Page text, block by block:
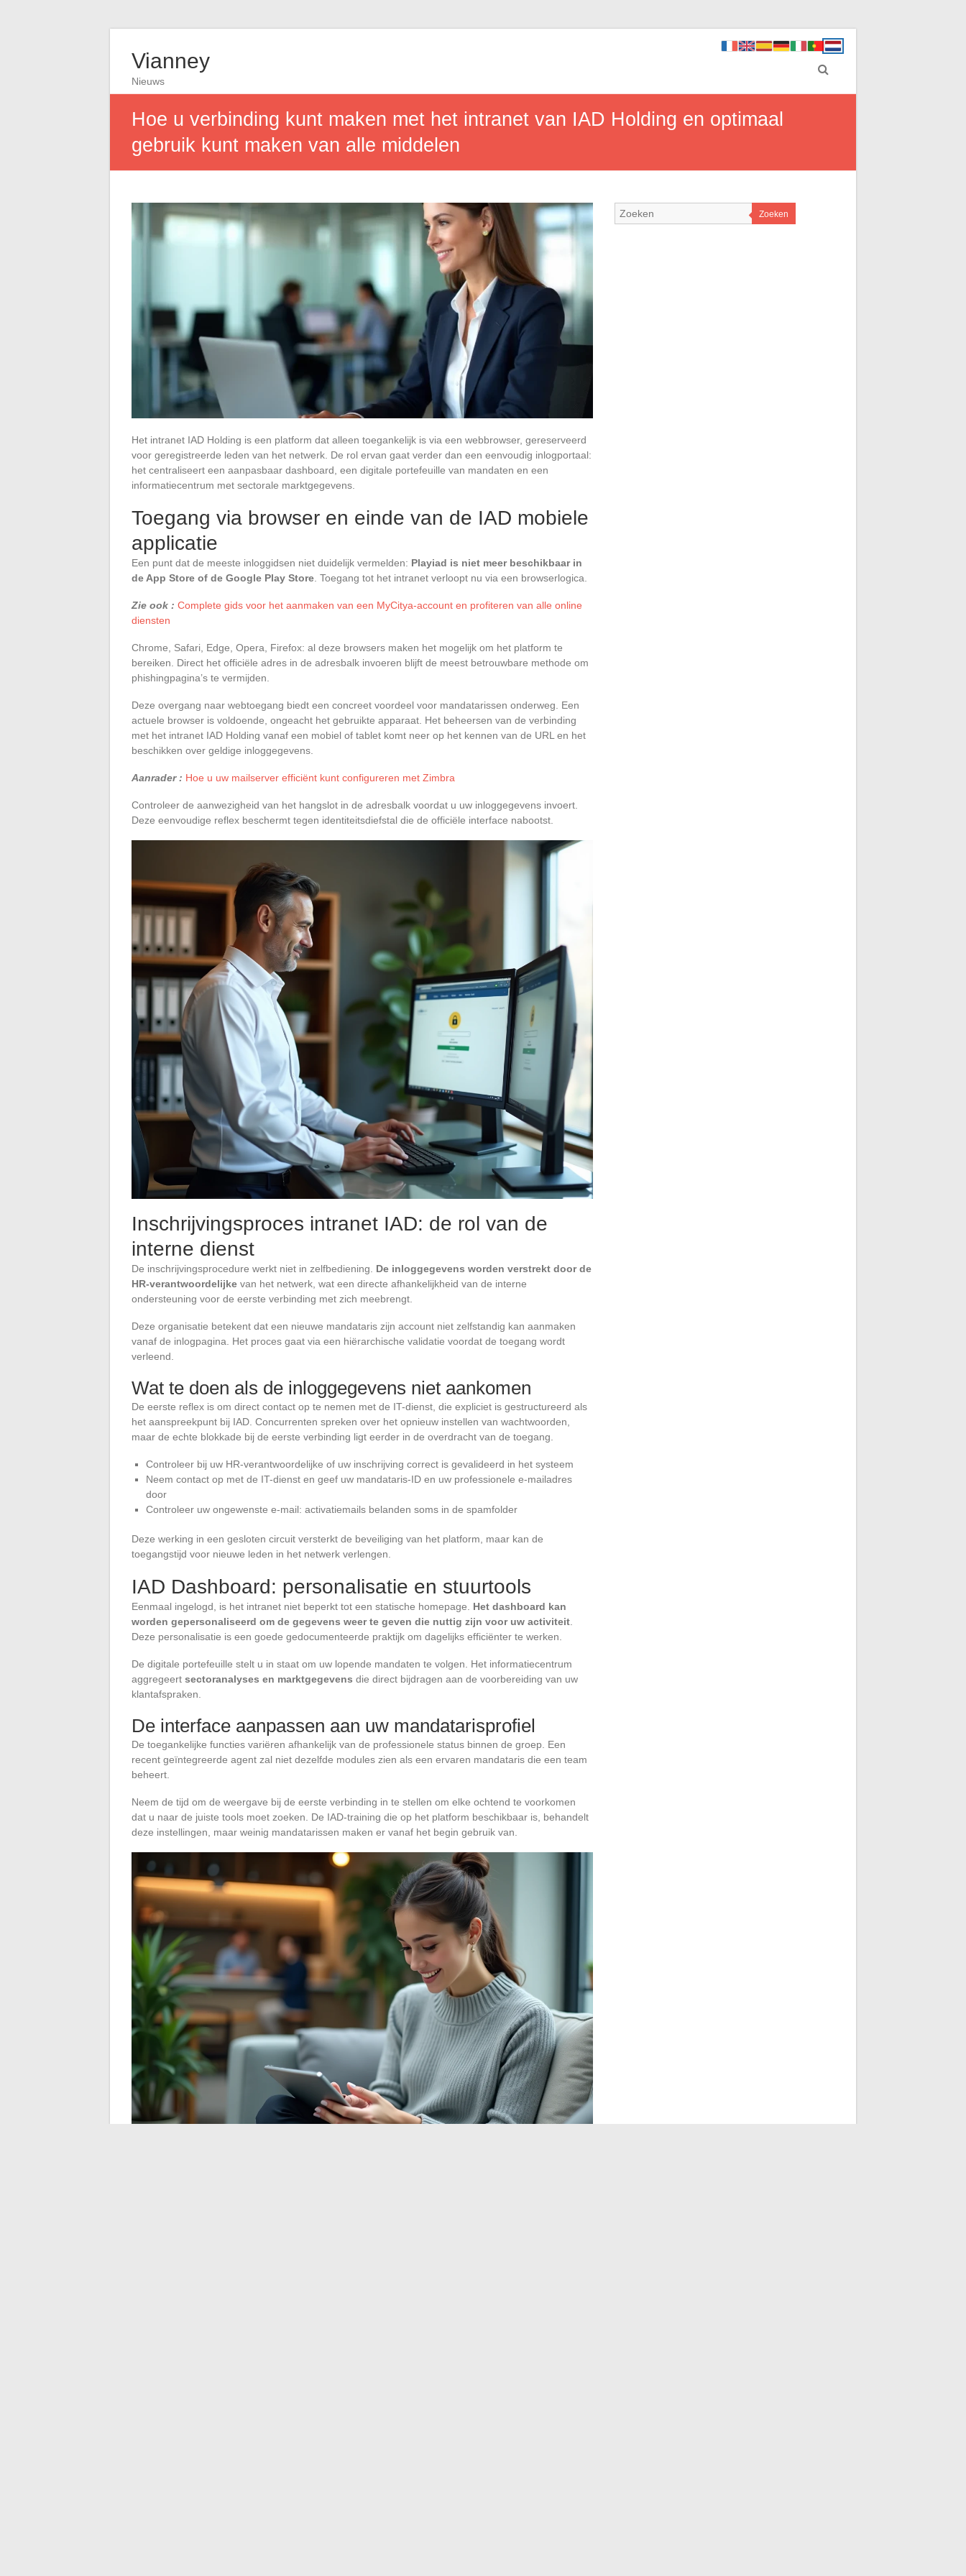
Vianney
Nieuws
Hoe u verbinding kunt maken met het intranet van IAD Holding en optimaal
gebruik kunt maken van alle middelen
Het intranet IAD Holding is een platform dat alleen toegankelijk is via een webbrowser, gereserveerd
voor geregistreerde leden van het netwerk. De rol ervan gaat verder dan een eenvoudig inlogportaal:
het centraliseert een aanpasbaar dashboard, een digitale portefeuille van mandaten en een
informatiecentrum met sectorale marktgegevens.
Toegang via browser en einde van de IAD mobiele
applicatie
Een punt dat de meeste inloggidsen niet duidelijk vermelden: Playiad is niet meer beschikbaar in
de App Store of de Google Play Store . Toegang tot het intranet verloopt nu via een browserlogica.
Zie ook : Complete gids voor het aanmaken van een MyCitya-account en profiteren van alle online
diensten
Chrome, Safari, Edge, Opera, Firefox: al deze browsers maken het mogelijk om het platform te
bereiken. Direct het officiële adres in de adresbalk invoeren blijft de meest betrouwbare methode om
phishingpagina’s te vermijden.
Deze overgang naar webtoegang biedt een concreet voordeel voor mandatarissen onderweg. Een
actuele browser is voldoende, ongeacht het gebruikte apparaat. Het beheersen van de verbinding
met het intranet IAD Holding vanaf een mobiel of tablet komt neer op het kennen van de URL en het
beschikken over geldige inloggegevens.
Aanrader : Hoe u uw mailserver efficiënt kunt configureren met Zimbra
Controleer de aanwezigheid van het hangslot in de adresbalk voordat u uw inloggegevens invoert.
Deze eenvoudige reflex beschermt tegen identiteitsdiefstal die de officiële interface nabootst.
Inschrijvingsproces intranet IAD: de rol van de
interne dienst
De inschrijvingsprocedure werkt niet in zelfbediening. De inloggegevens worden verstrekt door de
HR-verantwoordelijke van het netwerk, wat een directe afhankelijkheid van de interne
ondersteuning voor de eerste verbinding met zich meebrengt.
Deze organisatie betekent dat een nieuwe mandataris zijn account niet zelfstandig kan aanmaken
vanaf de inlogpagina. Het proces gaat via een hiërarchische validatie voordat de toegang wordt
verleend.
Wat te doen als de inloggegevens niet aankomen
De eerste reflex is om direct contact op te nemen met de IT-dienst, die expliciet is gestructureerd als
het aanspreekpunt bij IAD. Concurrenten spreken over het opnieuw instellen van wachtwoorden,
maar de echte blokkade bij de eerste verbinding ligt eerder in de overdracht van de toegang.
Controleer bij uw HR-verantwoordelijke of uw inschrijving correct is gevalideerd in het systeem
Neem contact op met de IT-dienst en geef uw mandataris-ID en uw professionele e-mailadres
door
Controleer uw ongewenste e-mail: activatiemails belanden soms in de spamfolder
Deze werking in een gesloten circuit versterkt de beveiliging van het platform, maar kan de
toegangstijd voor nieuwe leden in het netwerk verlengen.
IAD Dashboard: personalisatie en stuurtools
Eenmaal ingelogd, is het intranet niet beperkt tot een statische homepage. Het dashboard kan
worden gepersonaliseerd om de gegevens weer te geven die nuttig zijn voor uw activiteit.
Deze personalisatie is een goede gedocumenteerde praktijk om dagelijks efficiënter te werken.
De digitale portefeuille stelt u in staat om uw lopende mandaten te volgen. Het informatiecentrum
aggregeert sectoranalyses en marktgegevens die direct bijdragen aan de voorbereiding van uw
klantafspraken.
De interface aanpassen aan uw mandatarisprofiel
De toegankelijke functies variëren afhankelijk van de professionele status binnen de groep. Een
recent geïntegreerde agent zal niet dezelfde modules zien als een ervaren mandataris die een team
beheert.
Neem de tijd om de weergave bij de eerste verbinding in te stellen om elke ochtend te voorkomen
dat u naar de juiste tools moet zoeken. De IAD-training die op het platform beschikbaar is, behandelt
deze instellingen, maar weinig mandatarissen maken er vanaf het begin gebruik van.
Zoeken